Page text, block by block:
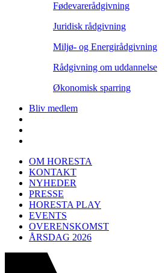
Fødevarerådgivning
Juridisk rådgivning
Miljø- og Energirådgivning
Rådgivning om uddannelse
Økonomisk sparring
Bliv medlem
OM HORESTA
KONTAKT
NYHEDER
PRESSE
HORESTA PLAY
EVENTS
OVERENSKOMST
ÅRSDAG 2026